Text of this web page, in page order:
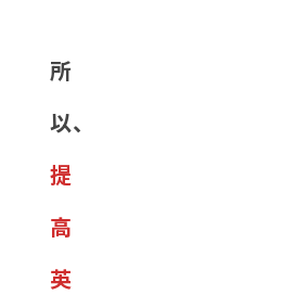
所
以、
提
高
英